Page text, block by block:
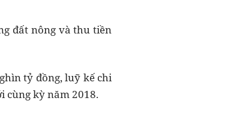
đất nông và thu tiền
tỷ đồng, luỹ kế chi
cùng kỳ năm 2018.